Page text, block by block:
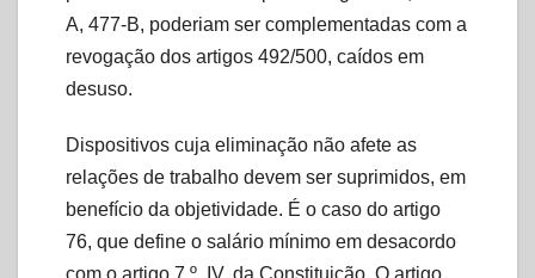
A, 477-B, poderiam ser complementadas com a
revogação dos artigos 492/500, caídos em
desuso.
Dispositivos cuja eliminação não afete as
relações de trabalho devem ser suprimidos, em
benefício da objetividade. É o caso do artigo
76, que define o salário mínimo em desacordo